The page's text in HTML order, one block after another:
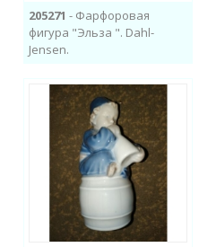
205271 - Фарфоровая
фигура "Эльза ". Dahl-
Jensen.